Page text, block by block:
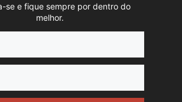
se e fique sempre por dentro do
melhor.